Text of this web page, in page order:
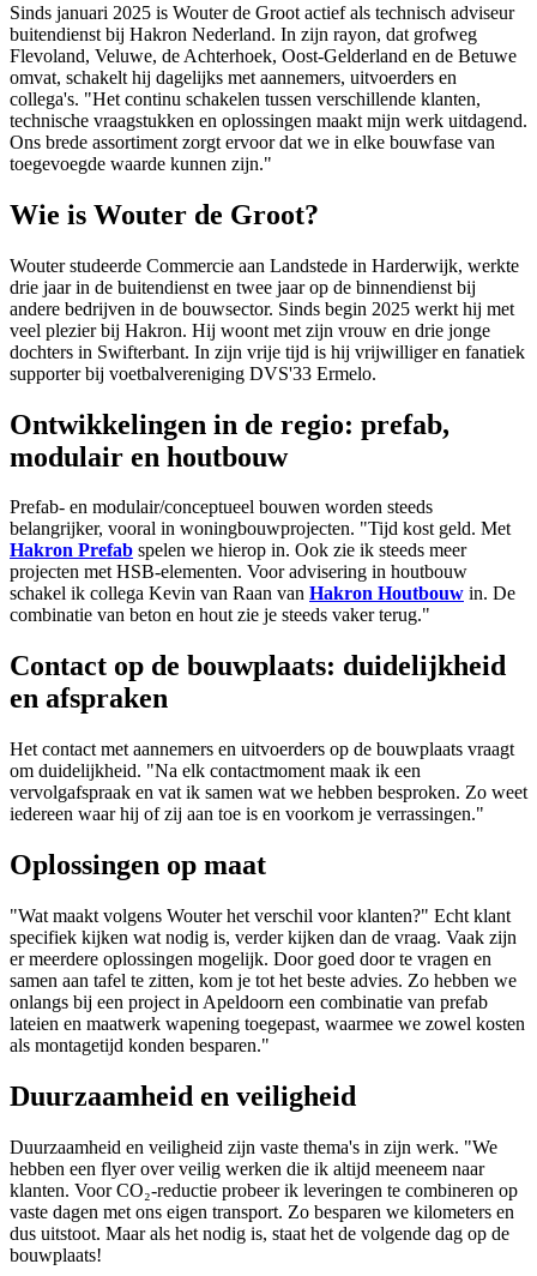
Sinds januari 2025 is Wouter de Groot actief als technisch adviseur
buitendienst bij Hakron Nederland. In zijn rayon, dat grofweg
Flevoland, Veluwe, de Achterhoek, Oost-Gelderland en de Betuwe
omvat, schakelt hij dagelijks met aannemers, uitvoerders en
collega's. "Het continu schakelen tussen verschillende klanten,
technische vraagstukken en oplossingen maakt mijn werk uitdagend.
Ons brede assortiment zorgt ervoor dat we in elke bouwfase van
toegevoegde waarde kunnen zijn."
Wie is Wouter de Groot?
Wouter studeerde Commercie aan Landstede in Harderwijk, werkte
drie jaar in de buitendienst en twee jaar op de binnendienst bij
andere bedrijven in de bouwsector. Sinds begin 2025 werkt hij met
veel plezier bij Hakron. Hij woont met zijn vrouw en drie jonge
dochters in Swifterbant. In zijn vrije tijd is hij vrijwilliger en fanatiek
supporter bij voetbalvereniging DVS'33 Ermelo.
Ontwikkelingen in de regio: prefab,
modulair en houtbouw
Prefab- en modulair/conceptueel bouwen worden steeds
belangrijker, vooral in woningbouwprojecten. "Tijd kost geld. Met
Hakron Prefab spelen we hierop in. Ook zie ik steeds meer
projecten met HSB-elementen. Voor advisering in houtbouw
schakel ik collega Kevin van Raan van Hakron Houtbouw in. De
combinatie van beton en hout zie je steeds vaker terug."
Contact op de bouwplaats: duidelijkheid
en afspraken
Het contact met aannemers en uitvoerders op de bouwplaats vraagt
om duidelijkheid. "Na elk contactmoment maak ik een
vervolgafspraak en vat ik samen wat we hebben besproken. Zo weet
iedereen waar hij of zij aan toe is en voorkom je verrassingen."
Oplossingen op maat
"Wat maakt volgens Wouter het verschil voor klanten?" Echt klant
specifiek kijken wat nodig is, verder kijken dan de vraag. Vaak zijn
er meerdere oplossingen mogelijk. Door goed door te vragen en
samen aan tafel te zitten, kom je tot het beste advies. Zo hebben we
onlangs bij een project in Apeldoorn een combinatie van prefab
lateien en maatwerk wapening toegepast, waarmee we zowel kosten
als montagetijd konden besparen."
Duurzaamheid en veiligheid
Duurzaamheid en veiligheid zijn vaste thema's in zijn werk. "We
hebben een flyer over veilig werken die ik altijd meeneem naar
klanten. Voor CO₂-reductie probeer ik leveringen te combineren op
vaste dagen met ons eigen transport. Zo besparen we kilometers en
dus uitstoot. Maar als het nodig is, staat het de volgende dag op de
bouwplaats!